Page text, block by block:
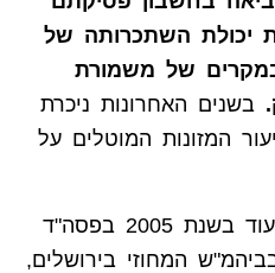
השתכרותה של
של משמורת
בשנים האחרונות ניכרת
המזונות המוטלים על
תחילתה של המגמה עוד בשנת 2005 בפסה"ד
המחוזי בירושלים,